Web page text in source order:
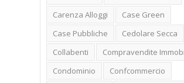
Carenza Alloggi
Case Green
Case Pubbliche
Cedolare Secca
Collabenti
Compravendite
Condominio
Confcommercio